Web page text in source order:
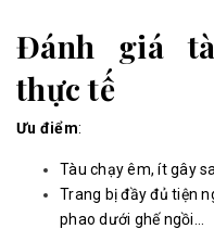
Đánh giá
thực tế
Ưu điểm:
Tàu chạy êm, ít gây
Trang bị đầy đủ tiện
phao dưới ghế ngồi…